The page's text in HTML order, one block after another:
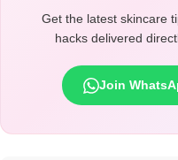
Get the latest skincare
hacks delivered
Join